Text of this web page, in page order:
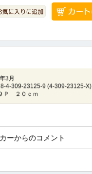
3月
4-309-23125-9 (4-309-23125-X)
Ｐ ２０ｃｍ
ーからのコメント